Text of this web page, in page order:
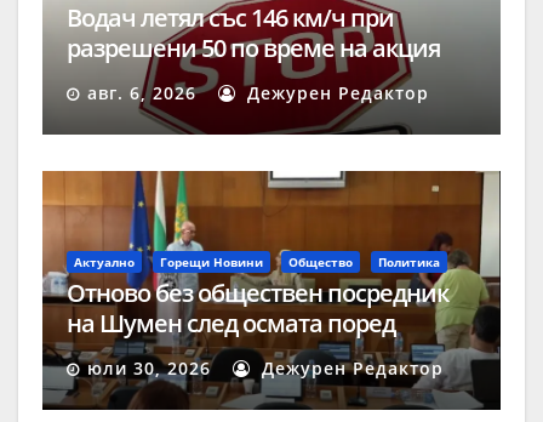
Водач летял със 146 км/ч при
разрешени 50 по време на акция
„Скорост“ в Шумен
авг. 6, 2026 Дежурен Редактор
Актуално Горещи Новини Общество Политика
Отново без обществен посредник
на Шумен след осмата поред
процедура
юли 30, 2026 Дежурен Редактор